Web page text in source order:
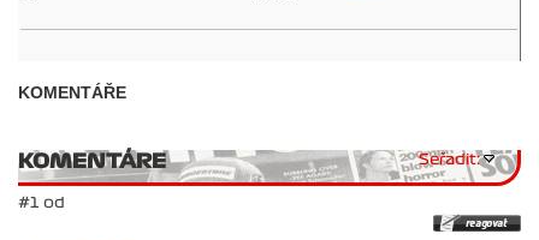
KOMENTÁŘE
KOMENTÁRE Seřadit:
#1 od